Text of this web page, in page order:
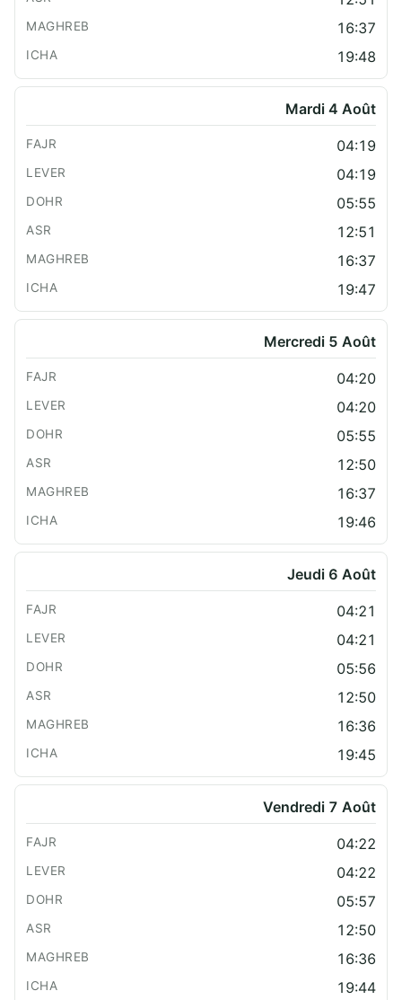
16:37
19:48
Mardi 4 Août
04:19
04:19
05:55
12:51
16:37
19:47
Mercredi 5 Août
04:20
04:20
05:55
12:50
16:37
19:46
Jeudi 6 Août
04:21
04:21
05:56
12:50
16:36
19:45
Vendredi 7 Août
04:22
04:22
05:57
12:50
16:36
19:44